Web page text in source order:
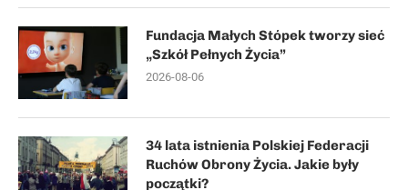
Fundacja Małych Stópek tworzy sieć
„Szkół Pełnych Życia”
2026-08-06
34 lata istnienia Polskiej Federacji
Ruchów Obrony Życia. Jakie były
początki?